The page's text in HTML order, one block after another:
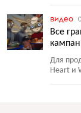
видео
Все
Для
Heart и